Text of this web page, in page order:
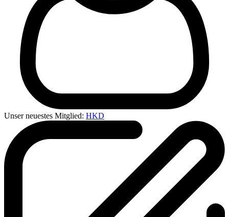
Unser neuestes Mitglied: HKD